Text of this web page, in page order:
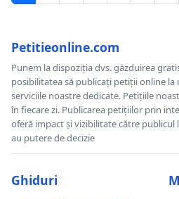
Petitieonline.com
Punem la dispoziția dvs. găzduirea
posibilitatea să publicați petiții online
serviciile noastre dedicate. Petițiile
în fiecare zi. Publicarea petițiilor prin
oferă impact și vizibilitate către publicul
au putere de decizie
Ghiduri